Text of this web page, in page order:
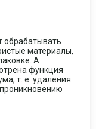
обрабатывать
материалы,
А
функция
т. е. удаления